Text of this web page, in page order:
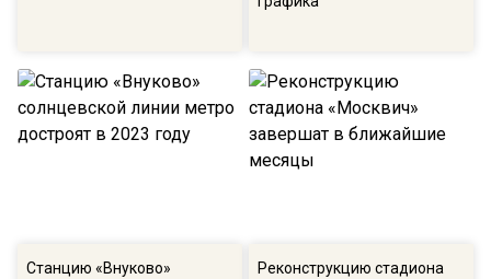
Станцию «Внуково»
Реконструкцию стадиона